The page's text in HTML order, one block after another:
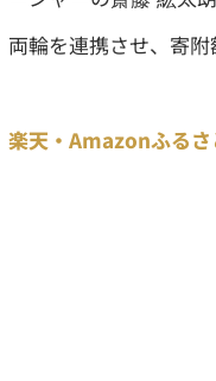
両輪を連携させ、寄
楽天・Amazonふる